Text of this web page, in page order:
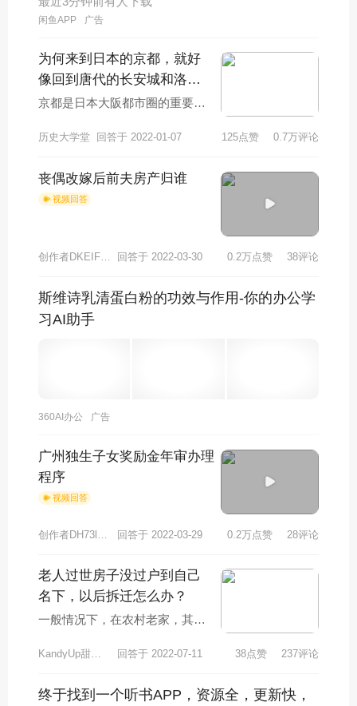
闲鱼APP 广告
为何来到日本的京都，就好
像回到唐代的长安城和洛阳
城
京都是日本大阪都市圈的重要城
都”的旅游城市。从公元794年桓
历史大学堂 回答于 2022-01-07 125点赞 0.7万评论
丧偶改嫁后前夫房产归谁
视频回答
回答于 2022-03-30 0.2万点赞 38评论
斯维诗乳清蛋白粉的功效与作用-你的办公学
习AI助手
360AI办公 广告
广州独生子女奖励金年审办理
程序
视频回答
回答于 2022-03-29 0.2万点赞 28评论
老人过世房子没过户到自己
名下，以后拆迁怎么办？
一般情况下，在农村老家，其家
的，其户下的的房屋会由其家人
回答于 2022-07-11 38点赞 237评论
终于找到一个听书APP，资源全，更新快，